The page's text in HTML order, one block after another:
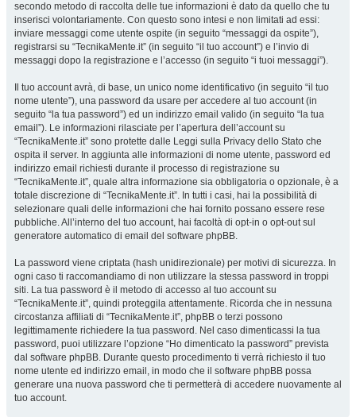
secondo metodo di raccolta delle tue informazioni è dato da quello che tu
inserisci volontariamente. Con questo sono intesi e non limitati ad essi:
inviare messaggi come utente ospite (in seguito “messaggi da ospite”),
registrarsi su “TecnikaMente.it” (in seguito “il tuo account”) e l’invio di
messaggi dopo la registrazione e l’accesso (in seguito “i tuoi messaggi”).
Il tuo account avrà, di base, un unico nome identificativo (in seguito “il tuo
nome utente”), una password da usare per accedere al tuo account (in
seguito “la tua password”) ed un indirizzo email valido (in seguito “la tua
email”). Le informazioni rilasciate per l’apertura dell’account su
“TecnikaMente.it” sono protette dalle Leggi sulla Privacy dello Stato che
ospita il server. In aggiunta alle informazioni di nome utente, password ed
indirizzo email richiesti durante il processo di registrazione su
“TecnikaMente.it”, quale altra informazione sia obbligatoria o opzionale, è a
totale discrezione di “TecnikaMente.it”. In tutti i casi, hai la possibilità di
selezionare quali delle informazioni che hai fornito possano essere rese
pubbliche. All’interno del tuo account, hai facoltà di opt-in o opt-out sul
generatore automatico di email del software phpBB.
La password viene criptata (hash unidirezionale) per motivi di sicurezza. In
ogni caso ti raccomandiamo di non utilizzare la stessa password in troppi
siti. La tua password è il metodo di accesso al tuo account su
“TecnikaMente.it”, quindi proteggila attentamente. Ricorda che in nessuna
circostanza affiliati di “TecnikaMente.it”, phpBB o terzi possono
legittimamente richiedere la tua password. Nel caso dimenticassi la tua
password, puoi utilizzare l’opzione “Ho dimenticato la password” prevista
dal software phpBB. Durante questo procedimento ti verrà richiesto il tuo
nome utente ed indirizzo email, in modo che il software phpBB possa
generare una nuova password che ti permetterà di accedere nuovamente al
tuo account.